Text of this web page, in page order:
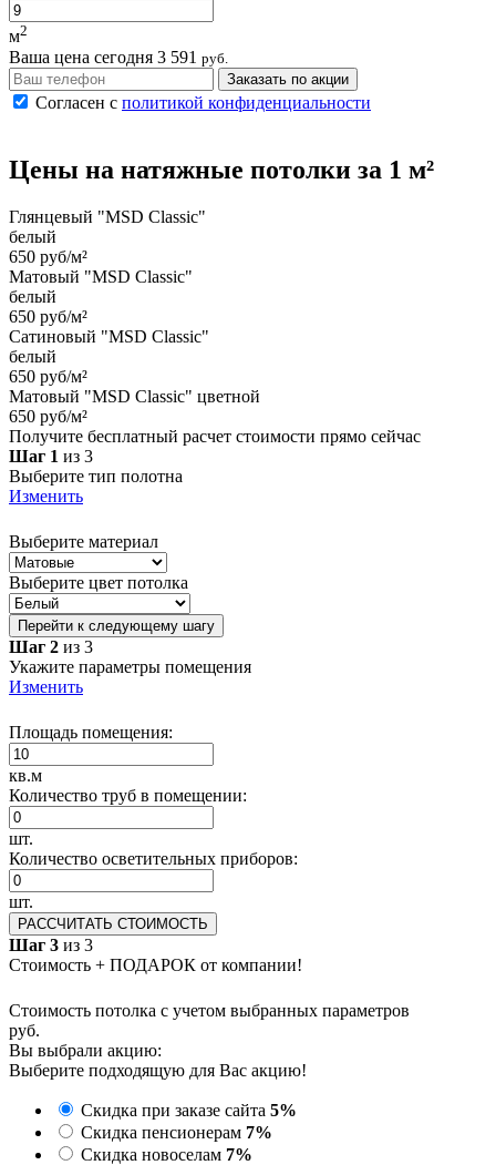
м2
Ваша цена сегодня 3 591 руб.
Заказать по акции
Согласен с политикой конфиденциальности
Цены на натяжные потолки за 1 м²
Глянцевый "MSD Classic"
белый
650 руб/м²
Матовый "MSD Classic"
белый
650 руб/м²
Сатиновый "MSD Classic"
белый
650 руб/м²
Матовый "MSD Classic" цветной
650 руб/м²
Получите бесплатный расчет стоимости прямо сейчас
Шаг 1 из 3
Выберите тип полотна
Изменить
Выберите материал
Выберите цвет потолка
Перейти к следующему шагу
Шаг 2 из 3
Укажите параметры помещения
Изменить
Площадь помещения:
кв.м
Количество труб в помещении:
шт.
Количество осветительных приборов:
шт.
РАССЧИТАТЬ СТОИМОСТЬ
Шаг 3 из 3
Стоимость + ПОДАРОК от компании!
Стоимость потолка с учетом выбранных параметров
руб.
Вы выбрали акцию:
Выберите подходящую для Вас акцию!
Скидка при заказе сайта 5%
Скидка пенсионерам 7%
Скидка новоселам 7%